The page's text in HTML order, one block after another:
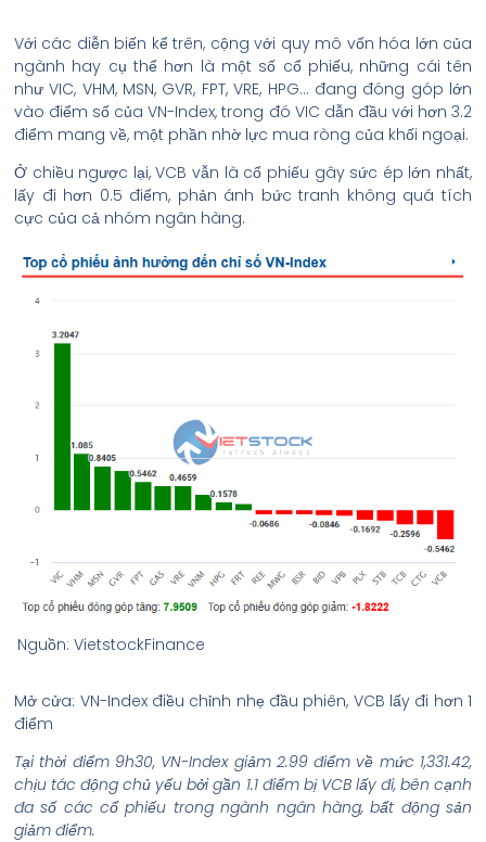
Với các diễn biến kể trên, cộng với quy mô vốn hóa lớn của
ngành hay cụ thể hơn là một số cổ phiếu, những cái tên
như VIC, VHM, MSN, GVR, FPT, VRE, HPG… đang đóng góp lớn
vào điểm số của VN-Index, trong đó VIC dẫn đầu với hơn 3.2
điểm mang về, một phần nhờ lực mua ròng của khối ngoại.
Ở chiều ngược lại, VCB vẫn là cổ phiếu gây sức ép lớn nhất,
lấy đi hơn 0.5 điểm, phản ánh bức tranh không quá tích
cực của cả nhóm ngân hàng.
Nguồn: VietstockFinance
Mở cửa: VN-Index điều chỉnh nhẹ đầu phiên, VCB lấy đi hơn 1
điểm
Tại thời điểm 9h30, VN-Index giảm 2.99 điểm về mức 1,331.42,
chịu tác động chủ yếu bởi gần 1.1 điểm bị VCB lấy đi, bên cạnh
đa số các cổ phiếu trong ngành ngân hàng, bất động sản
giảm điểm.